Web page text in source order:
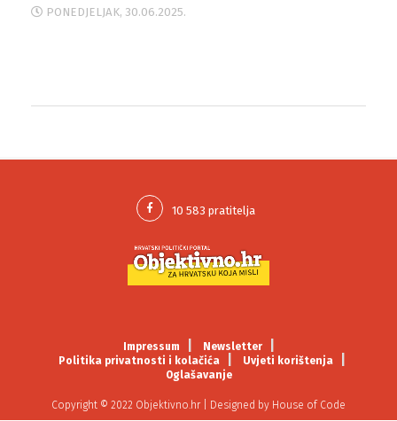
PONEDJELJAK, 30.06.2025.
Impressum
Newsletter
Politika privatnosti i kolačića
Uvjeti korištenja
Oglašavanje
Copyright © 2022 Objektivno.hr | Designed by House of Code